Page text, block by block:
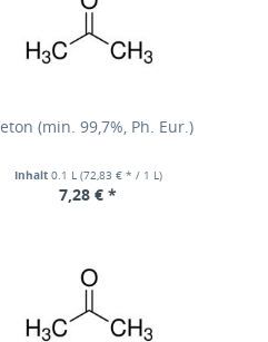
(min. 99,7%, Ph. Eur.)
Inhalt 0.1 L (72,83 € * / 1 L)
7,28 € *